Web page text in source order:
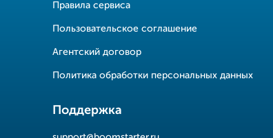
Правила сервиса
Пользовательское соглашение
Агентский договор
Политика обработки персональных данных
Поддержка